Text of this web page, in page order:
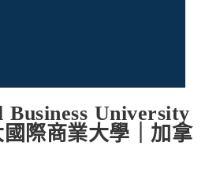
University
際商業大學｜加拿